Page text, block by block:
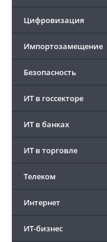
Цифровизация
Импортозамещение
Безопасность
ИТ в госсекторе
ИТ в банках
ИТ в торговле
Телеком
Интернет
ИТ-бизнес